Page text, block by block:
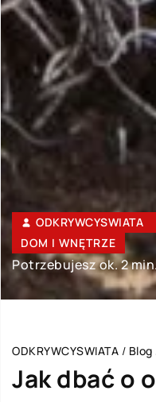
ODKRYWCYSWIATA
DOM I WNĘTRZE
Potrzebujesz ok. 2
ODKRYWCYSWIATA / Blog
Jak dbać o